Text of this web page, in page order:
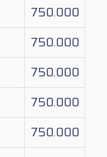
750.000
750.000
750.000
750.000
750.000